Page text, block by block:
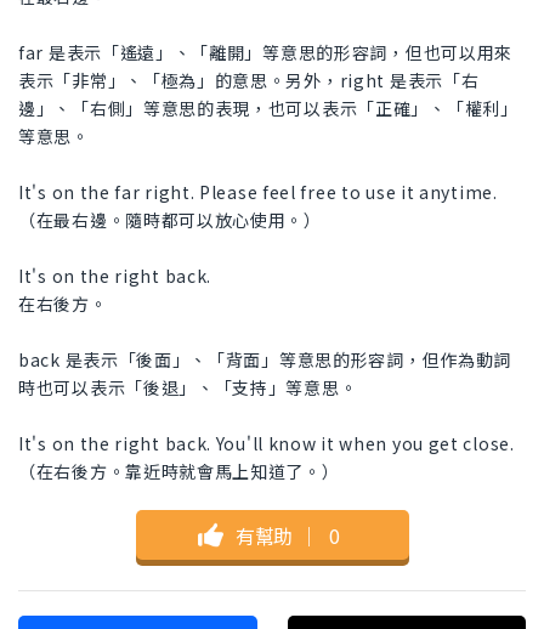
far 是表示「遙遠」、「離開」等意思的形容詞，但也可以用來
表示「非常」、「極為」的意思。另外，right 是表示「右
邊」、「右側」等意思的表現，也可以表示「正確」、「權利」
等意思。
It's on the far right. Please feel free to use it anytime.
（在最右邊。隨時都可以放心使用。）
It's on the right back.
在右後方。
back 是表示「後面」、「背面」等意思的形容詞，但作為動詞
時也可以表示「後退」、「支持」等意思。
It's on the right back. You'll know it when you get close.
（在右後方。靠近時就會馬上知道了。）
有幫助 ｜ 0